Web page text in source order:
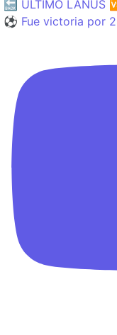
🔙 ÚLTIMO LANÚS
⚽️ Fue victoria por